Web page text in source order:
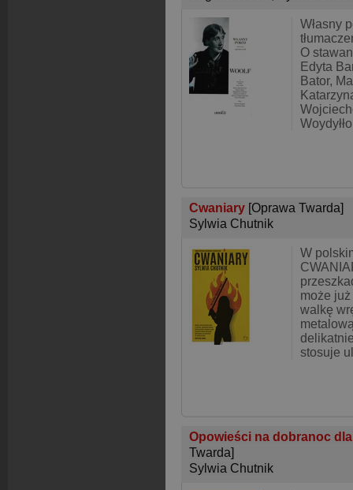
Własny
O
Edyta
Bator,
Cwaniary [Oprawa Twarda]
Sylwia Chutnik
W
może
walkę
stosuje
Opowieści na dobranoc
Twarda]
Sylwia Chutnik